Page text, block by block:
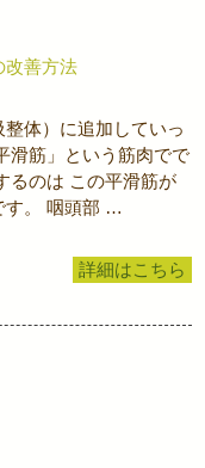
改善方法
体）に追加していっ
滑筋」という筋肉でで
るのは この平滑筋が
す。 咽頭部 …
詳細はこちら